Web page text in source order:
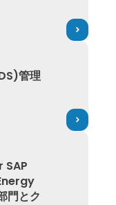
管理
管理のエラーフリー
SAP
門とク
が、2026年度「